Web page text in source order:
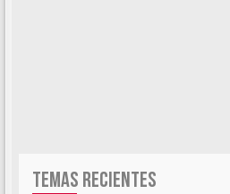
TEMAS RECIENTES